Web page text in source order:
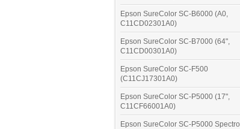
Epson SureColor SC-B6000 (A0,
C11CD02301A0)
Epson SureColor SC-B7000 (64",
C11CD00301A0)
Epson SureColor SC-F500
(C11CJ17301A0)
Epson SureColor SC-P5000 (17",
C11CF66001A0)
Epson SureColor SC-P5000 Spectro